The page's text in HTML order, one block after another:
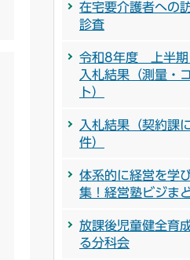
在宅要介護者への
診査
令和8年度 上半
入札結果（測量・
ト）
入札結果（契約課
件）
体系的に経営を学
集！経営塾ビジま
放課後児童健全育
る分科会